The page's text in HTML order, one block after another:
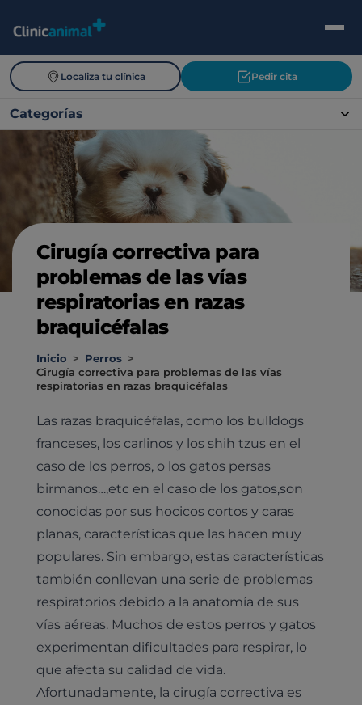
Localiza tu clínica Pedir cita
Categorías
Cirugía correctiva para
problemas de las vías
respiratorias en razas
braquicéfalas
Inicio > Perros >
Cirugía correctiva para problemas de las vías
respiratorias en razas braquicéfalas
Las razas braquicéfalas, como los bulldogs
franceses, los carlinos y los shih tzus en el
caso de los perros, o los gatos persas
birmanos…,etc en el caso de los gatos,son
conocidas por sus hocicos cortos y caras
planas, características que las hacen muy
populares. Sin embargo, estas características
también conllevan una serie de problemas
respiratorios debido a la anatomía de sus
vías aéreas. Muchos de estos perros y gatos
experimentan dificultades para respirar, lo
que afecta su calidad de vida.
Afortunadamente, la cirugía correctiva es